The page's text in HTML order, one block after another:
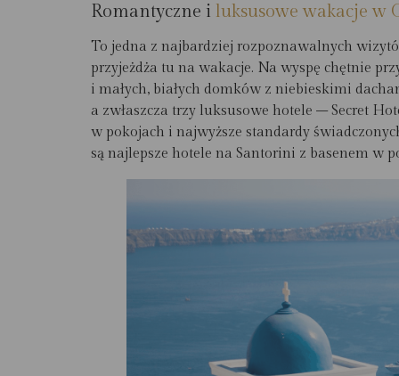
Romantyczne i luksusowe wakacje w
To jedna z najbardziej rozpoznawalnych
przyjeżdża tu na wakacje. Na wyspę chętnie
i małych, białych domków z niebieskimi
a zwłaszcza trzy luksusowe hotele – Secret
w pokojach i najwyższe standardy
są najlepsze hotele na Santorini z basenem w